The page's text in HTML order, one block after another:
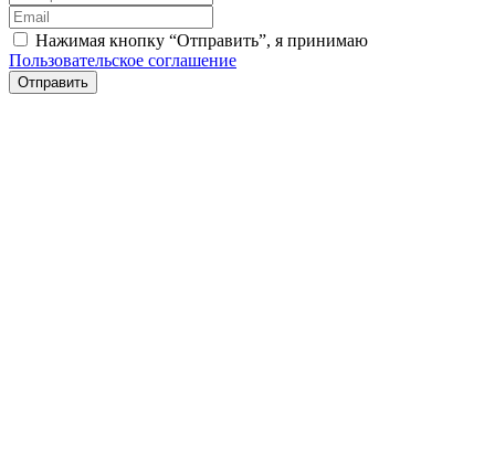
Нажимая кнопку “Отправить”, я принимаю
Пользовательское соглашение